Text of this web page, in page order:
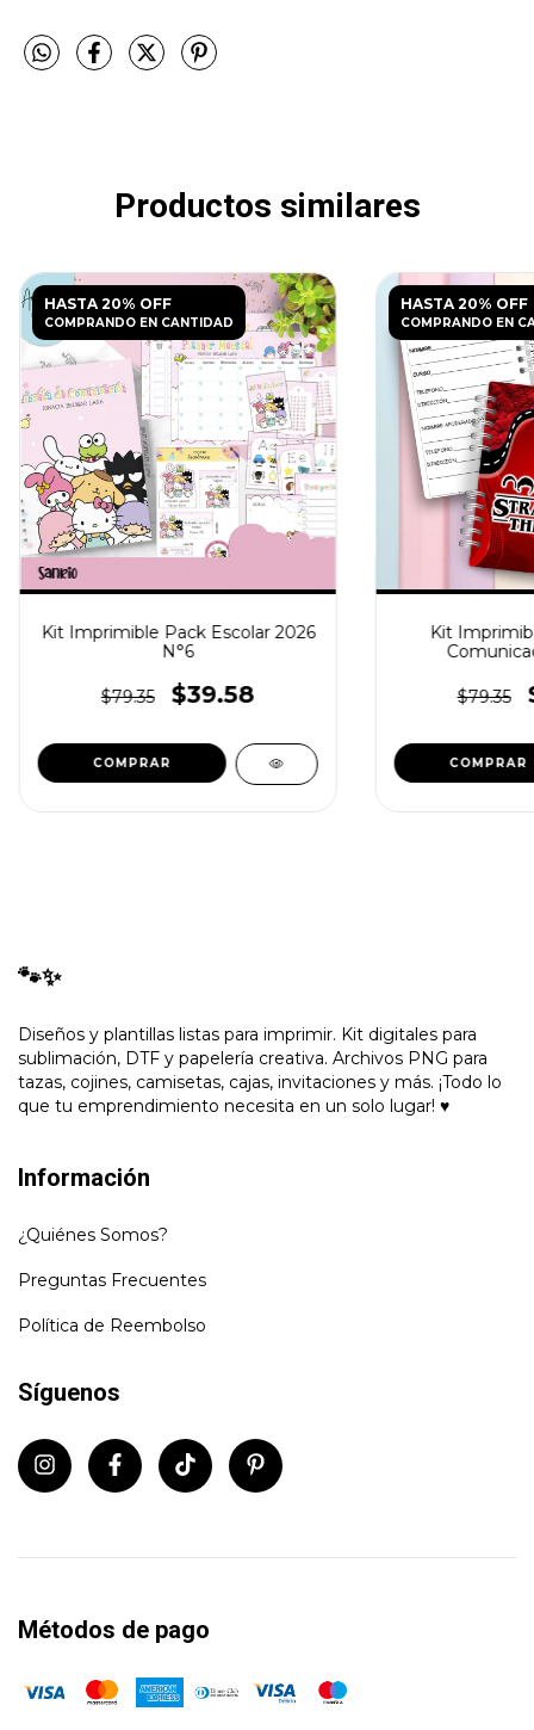
Productos similares
HASTA 20% OFF
COMPRANDO EN CANTIDAD
Kit Imprimible Pack Escolar 2026
N°6
$79.35 $39.58
HASTA 20% OFF
COMPRANDO EN
Kit
$79.35
🐾✨
Diseños y plantillas listas para imprimir. Kit digitales para
sublimación, DTF y papelería creativa. Archivos PNG para
tazas, cojines, camisetas, cajas, invitaciones y más. ¡Todo lo
que tu emprendimiento necesita en un solo lugar! ♥
Información
¿Quiénes Somos?
Preguntas Frecuentes
Política de Reembolso
Síguenos
Métodos de pago